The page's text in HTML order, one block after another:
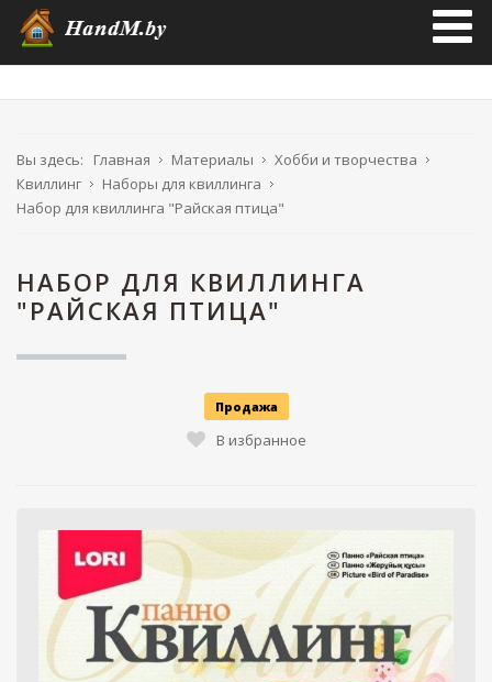
Вы здесь: Главная Материалы
Хобби и творчества
Квиллинг
Наборы для квиллинга
Набор для квиллинга "Райская птица"
НАБОР ДЛЯ КВИЛЛИНГА
"РАЙСКАЯ ПТИЦА"
Продажа
В избранное